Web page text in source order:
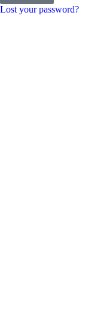
Lost your password?